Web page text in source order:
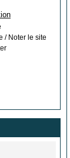
/ Noter le site